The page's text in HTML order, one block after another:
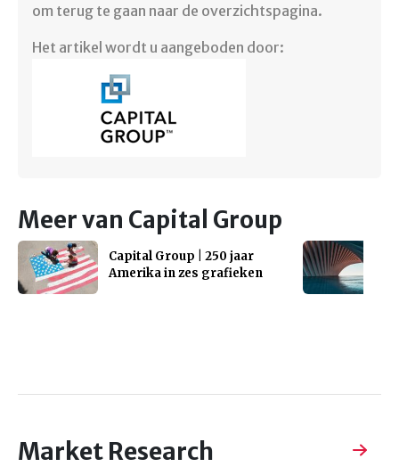
om terug te gaan naar de overzichtspagina.
Het artikel wordt u aangeboden door:
Meer van Capital Group
Capital Group | 250 jaar
Amerika in zes grafieken
Market Research